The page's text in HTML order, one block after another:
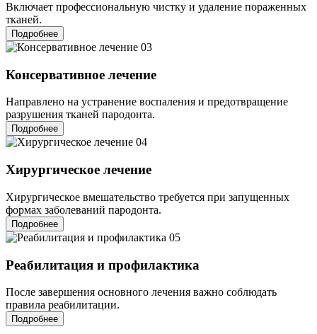
Включает профессиональную чистку и удаление пораженных
тканей.
Подробнее
03
Консервативное лечение
Направлено на устранение воспаления и предотвращение
разрушения тканей пародонта.
Подробнее
04
Хирургическое лечение
Хирургическое вмешательство требуется при запущенных
формах заболеваний пародонта.
Подробнее
05
Реабилитация и профилактика
После завершения основного лечения важно соблюдать
правила реабилитации.
Подробнее